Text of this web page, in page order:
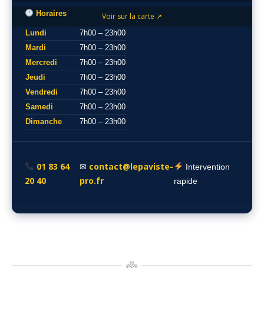
Voir sur la carte ↗
Horaires
Lundi
7h00 – 23h00
Mardi
7h00 – 23h00
Mercredi
7h00 – 23h00
Jeudi
7h00 – 23h00
Vendredi
7h00 – 23h00
Samedi
7h00 – 23h00
Dimanche
7h00 – 23h00
01 83 64
20 40
✉ contact@lepaviste-
pro.fr
Intervention
rapide